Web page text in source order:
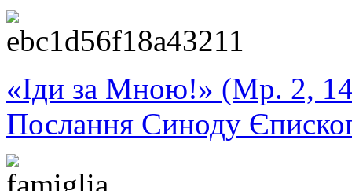
«Іди за Мною!» (Мр. 2,
Послання Синоду